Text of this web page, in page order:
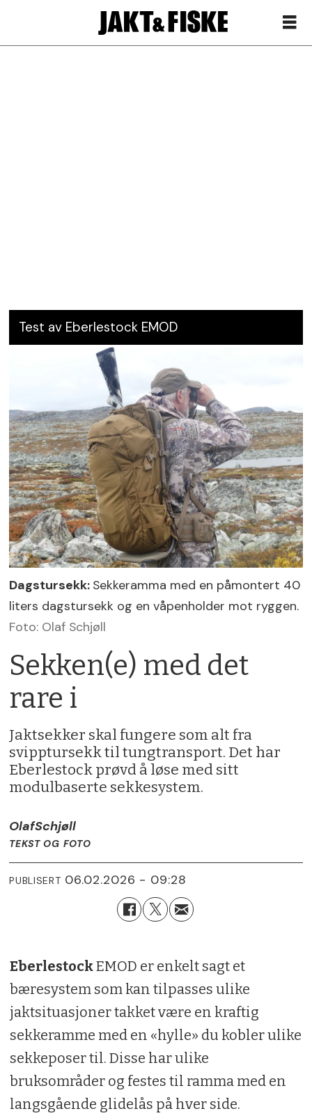
Test av Eberlestock EMOD
Dagstursekk: Sekkeramma med en påmontert 40
liters dagstursekk og en våpenholder mot ryggen.
Foto: Olaf Schjøll
Sekken(e) med det
rare i
Jaktsekker skal fungere som alt fra
svipptursekk til tungtransport. Det har
Eberlestock prøvd å løse med sitt
modulbaserte sekkesystem.
OlafSchjøll
TEKST OG FOTO
PUBLISERT 06.02.2026 - 09:28
EberlestockEMOD er enkelt sagt et
bæresystem som kan tilpasses ulike
jaktsituasjoner takket være en kraftig
sekkeramme med en «hylle» du kobler ulike
sekkeposer til. Disse har ulike
bruksområder og festes til ramma med en
langsgående glidelås på hver side.